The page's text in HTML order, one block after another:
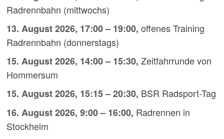
Radrennbahn (mittwochs)
13. August 2026, 17:00– 19:00, offenes Training
Radrennbahn (donnerstags)
15. August 2026, 14:00– 15:30, Zeitfahrrunde von
Hommersum
15. August 2026, 15:15– 20:30, BSR Radsport-Tag
16. August 2026, 9:00– 16:00, Radrennen in
Stockheim